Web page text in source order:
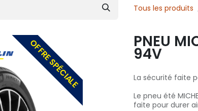
Tous les produits
OFFRE SPÉCIALE PNEU
94V
La sécurité faite
Le pneu été
faite pour durer